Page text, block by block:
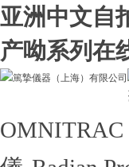
亚洲中文自
产呦系列在